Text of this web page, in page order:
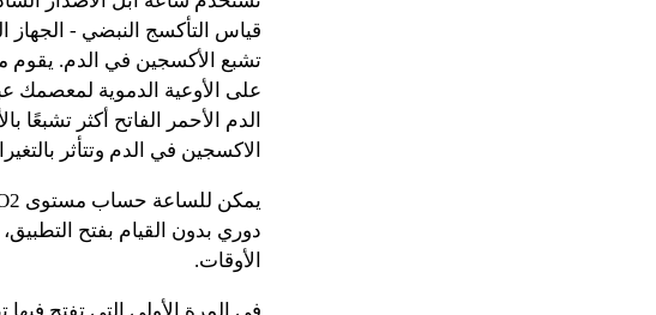
قياس التأكسج النبضي - الجهاز
على الأوعية الدموية لمعصمك
الدم الأحمر الفاتح أكثر تشبعًا
الاكسجين في الدم وتتأثر
دوري بدون القيام بفتح
الأوقات.